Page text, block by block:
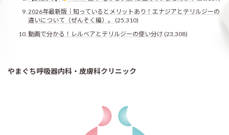
2026年最新版｜知っているとメリットあり！エナジアとテリルジーの
違いについて（ぜんそく編）。
(25,310)
動画で分かる！レルベアとテリルジーの使い分け (23,308)
やまぐち呼吸器内科・皮膚科クリニック